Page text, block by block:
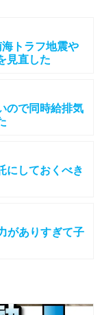
海トラフ地震や
見直した
ので同時給排気
にしておくべき
がありすぎて子